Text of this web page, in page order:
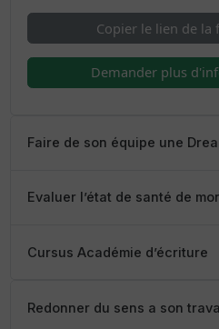
Copier le lien de la
Demander plus
Faire de son équipe une
Evaluer l’état de santé de
Cursus Académie d’écriture
Redonner du sens a son